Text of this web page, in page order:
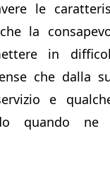
le
la
in
che dalla
e
quando ne